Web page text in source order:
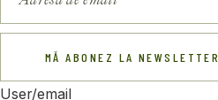
MĂ ABONEZ LA NEWSLETTER
User/email